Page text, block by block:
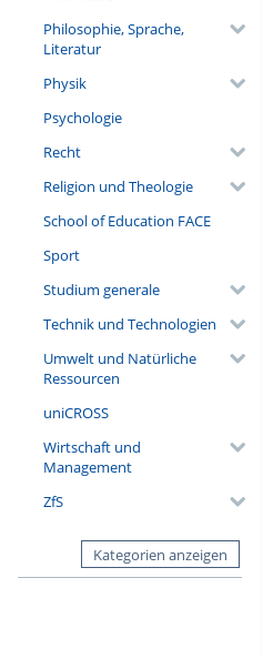
Philosophie, Sprache,
Literatur
Physik
Psychologie
Recht
Religion und Theologie
School of Education FACE
Sport
Studium generale
Technik und Technologien
Umwelt und Natürliche
Ressourcen
uniCROSS
Wirtschaft und
Management
ZfS
Kategorien anzeigen